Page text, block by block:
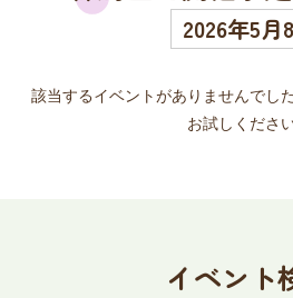
2026年5月
該当するイベントがありませんでし
お試しください
イベント